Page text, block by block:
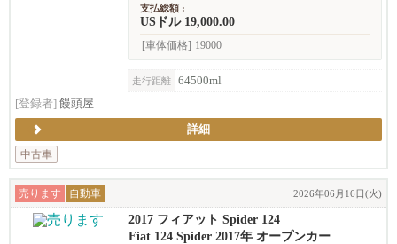
支払総額 :
USドル 19,000.00
[車体価格] 19000
走行距離
64500ml
[登録者] 饅頭屋
詳細
中古車
売ります 自動車 2026年06月16日(火)
2017 フィアット Spider 124
Fiat 124 Spider 2017年 オープンカー